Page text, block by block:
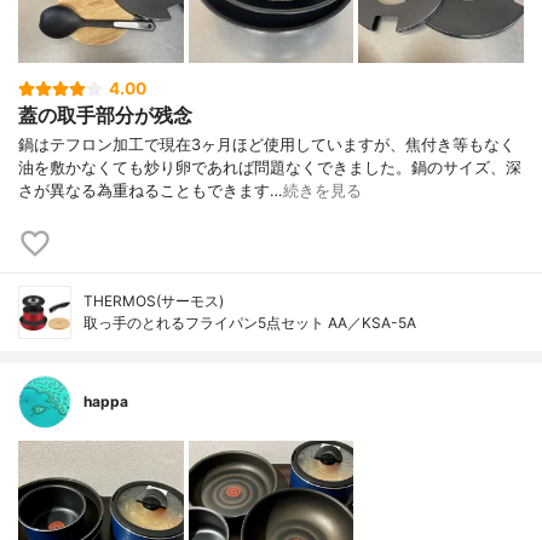
4.00
蓋の取手部分が残念
鍋はテフロン加工で現在3ヶ月ほど使用していますが、焦付き等もなく
油を敷かなくても炒り卵であれば問題なくできました。鍋のサイズ、深
さが異なる為重ねることもできます…続きを見る
THERMOS(サーモス)
取っ手のとれるフライパン5点セット AA／KSA-5A
happa